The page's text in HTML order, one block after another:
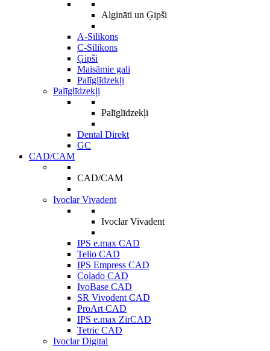
Algināti un Ģipši
A-Silikons
C-Silikons
Ģipši
Maisāmie gali
Palīglīdzekļi
Palīglīdzekļi
Palīglīdzekļi
Dental Direkt
GC
CAD/CAM
CAD/CAM
Ivoclar Vivadent
Ivoclar Vivadent
IPS e.max CAD
Telio CAD
IPS Empress CAD
Colado CAD
IvoBase CAD
SR Vivodent CAD
ProArt CAD
IPS e.max ZirCAD
Tetric CAD
Ivoclar Digital